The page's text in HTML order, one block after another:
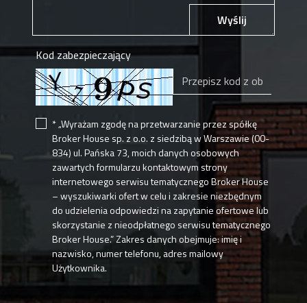
Wyślij
Kod zabezpieczający
* „Wyrażam zgodę na przetwarzanie przez spółkę
Broker House sp. z o.o. z siedzibą w Warszawie (00-
834) ul. Pańska 73, moich danych osobowych
zawartych formularzu kontaktowym strony
internetowego serwisu tematycznego Broker House
– wyszukiwarki ofert w celu i zakresie niezbędnym
do udzielenia odpowiedzi na zapytanie ofertowe lub
skorzystanie z nieodpłatnego serwisu tematycznego
Broker House.” Zakres danych obejmuje: imię i
nazwisko, numer telefonu, adres mailowy
Użytkownika.